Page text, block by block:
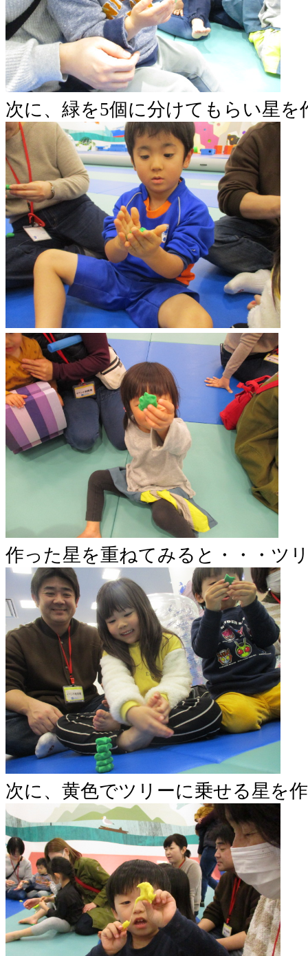
次に、緑を5個に分けてもらい星
作った星を重ねてみると・・・ツ
次に、黄色でツリーに乗せる星を